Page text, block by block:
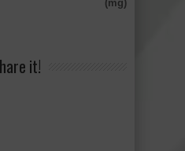
(mg)
it!